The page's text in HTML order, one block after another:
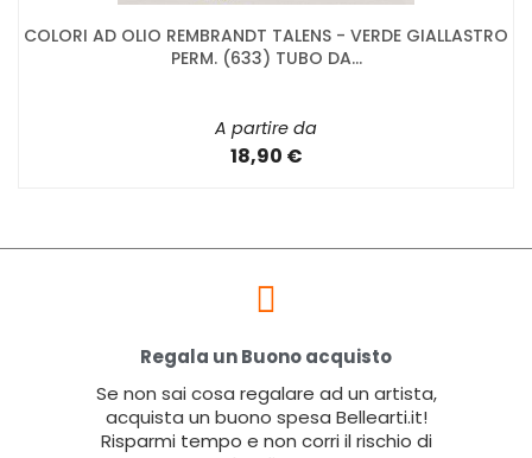
COLORI AD OLIO REMBRANDT TALENS - VERDE GIALLASTRO
PERM. (633) TUBO DA...
A partire da
18,90 €
Regala un Buono acquisto
Se non sai cosa regalare ad un artista,
acquista un buono spesa Bellearti.it!
Risparmi tempo e non corri il rischio di